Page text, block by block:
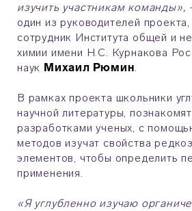
изучить участникам команды»,
один из руководителей
сотрудник Института общей и
химии имени Н.С. Курнакова
наук Михаил Рюмин.
В рамках проекта школьники
научной литературы,
разработками ученых, с
методов изучат свойства
элементов, чтобы определить
применения.
«Я углубленно изучаю